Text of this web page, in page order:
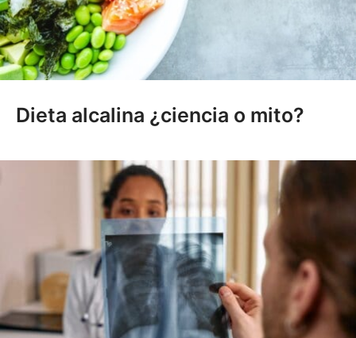
Dieta alcalina ¿ciencia o mito?